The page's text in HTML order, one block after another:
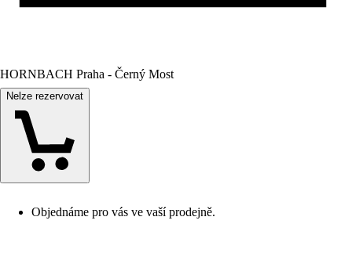
HORNBACH Praha - Černý Most
Nelze rezervovat
Objednáme pro vás ve vaší prodejně.